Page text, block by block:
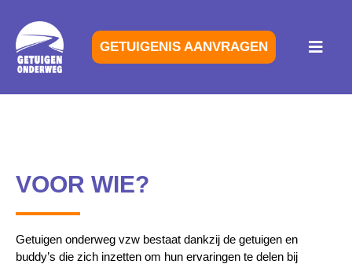
GETUIGENIS AANVRAGEN
VOOR WIE?
Getuigen onderweg vzw bestaat dankzij de getuigen en
buddy’s die zich inzetten om hun ervaringen te delen bij